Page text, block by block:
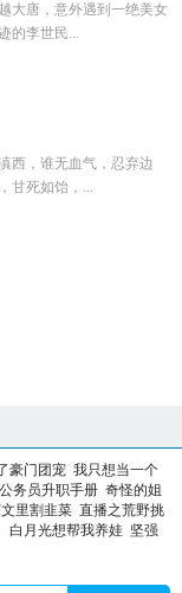
大唐，意外遇到一绝美女
的李世民...
西，谁无血气，忍弃边
甘死如饴，...
豪门团宠 我只想当一个
务员升职手册 奇怪的姐
里割韭菜 直播之荒野挑
白月光想帮我养娃 坚强